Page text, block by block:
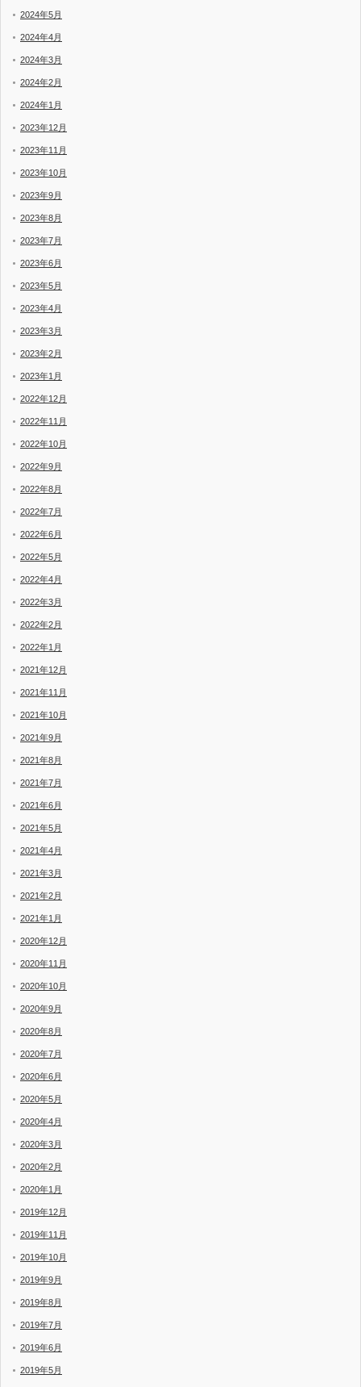
2024年5月
2024年4月
2024年3月
2024年2月
2024年1月
2023年12月
2023年11月
2023年10月
2023年9月
2023年8月
2023年7月
2023年6月
2023年5月
2023年4月
2023年3月
2023年2月
2023年1月
2022年12月
2022年11月
2022年10月
2022年9月
2022年8月
2022年7月
2022年6月
2022年5月
2022年4月
2022年3月
2022年2月
2022年1月
2021年12月
2021年11月
2021年10月
2021年9月
2021年8月
2021年7月
2021年6月
2021年5月
2021年4月
2021年3月
2021年2月
2021年1月
2020年12月
2020年11月
2020年10月
2020年9月
2020年8月
2020年7月
2020年6月
2020年5月
2020年4月
2020年3月
2020年2月
2020年1月
2019年12月
2019年11月
2019年10月
2019年9月
2019年8月
2019年7月
2019年6月
2019年5月